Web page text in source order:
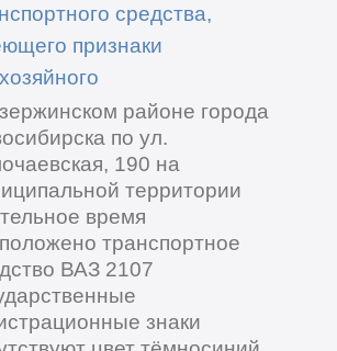
средства,
признаки
районе города
по ул.
190 на
территории
время
транспортное
ВАЗ 2107
знаки